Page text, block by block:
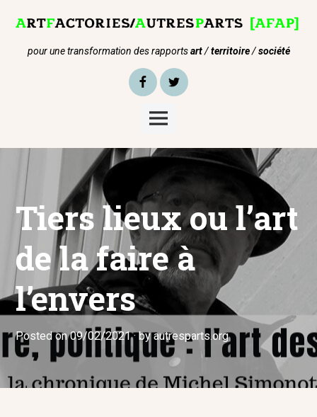
pour une transformation des rapportsart/territoire/société
FacebookTwitter
Main
Menu
Tiers lieux ou l’art
de la faire à
l’envers
Posted on0
9
/
2
09/02/2021 byautresparts.org